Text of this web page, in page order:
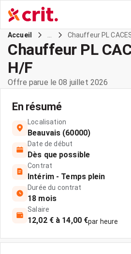
Accueil Chauffeur PL
Chauffeur PL
H/F
Offre parue le 08 juillet 2026
En résumé
Localisation
Beauvais (60000)
Date de début
Dès que possible
Contrat
Intérim - Temps plein
Durée du contrat
18 mois
Salaire
12,02 € à 14,00 €par heure